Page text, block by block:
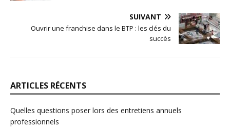
SUIVANT
Ouvrir une franchise dans le BTP : les clés du
succès
ARTICLES RÉCENTS
Quelles questions poser lors des entretiens annuels
professionnels